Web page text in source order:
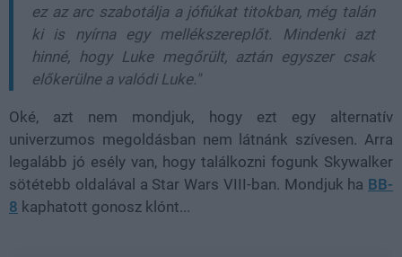
ez az arc szabotálja a jófiúkat titokban, még talán
ki is nyírna egy mellékszereplőt. Mindenki azt
hinné, hogy Luke megőrült, aztán egyszer csak
előkerülne a valódi Luke."
Oké, azt nem mondjuk, hogy ezt egy alternatív
univerzumos megoldásban nem látnánk szívesen. Arra
legalább jó esély van, hogy találkozni fogunk Skywalker
sötétebb oldalával a Star Wars VIII-ban. Mondjuk ha BB-
8 kaphatott gonosz klónt...